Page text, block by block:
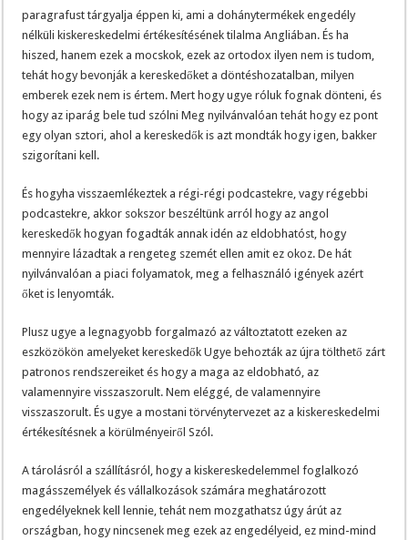
paragrafust tárgyalja éppen ki, ami a dohánytermékek engedély
nélküli kiskereskedelmi értékesítésének tilalma Angliában. És ha
hiszed, hanem ezek a mocskok, ezek az ortodox ilyen nem is tudom,
tehát hogy bevonják a kereskedőket a döntéshozatalban, milyen
emberek ezek nem is értem. Mert hogy ugye róluk fognak dönteni, és
hogy az iparág bele tud szólni Meg nyilvánvalóan tehát hogy ez pont
egy olyan sztori, ahol a kereskedők is azt mondták hogy igen, bakker
szigorítani kell.
És hogyha visszaemlékeztek a régi-régi podcastekre, vagy régebbi
podcastekre, akkor sokszor beszéltünk arról hogy az angol
kereskedők hogyan fogadták annak idén az eldobhatóst, hogy
mennyire lázadtak a rengeteg szemét ellen amit ez okoz. De hát
nyilvánvalóan a piaci folyamatok, meg a felhasználó igények azért
őket is lenyomták.
Plusz ugye a legnagyobb forgalmazó az változtatott ezeken az
eszközökön amelyeket kereskedők Ugye behozták az újra tölthető zárt
patronos rendszereiket és hogy a maga az eldobható, az
valamennyire visszaszorult. Nem eléggé, de valamennyire
visszaszorult. És ugye a mostani törvénytervezet az a kiskereskedelmi
értékesítésnek a körülményeiről Szól.
A tárolásról a szállításról, hogy a kiskereskedelemmel foglalkozó
magásszemélyek és vállalkozások számára meghatározott
engedélyeknek kell lennie, tehát nem mozgathatsz úgy árút az
országban, hogy nincsenek meg ezek az engedélyeid, ez mind-mind